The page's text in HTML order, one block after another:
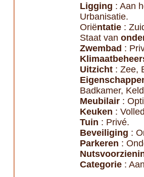
Ligging : Aan
Urbanisatie.
Oriëntatie:
Staat van
Zwembad :
Uitzicht: Zee,
Badkamer,
Meubilair:
Keuken :
Tuin : Privé.
Beveiliging :
Parkeren :
Categorie: